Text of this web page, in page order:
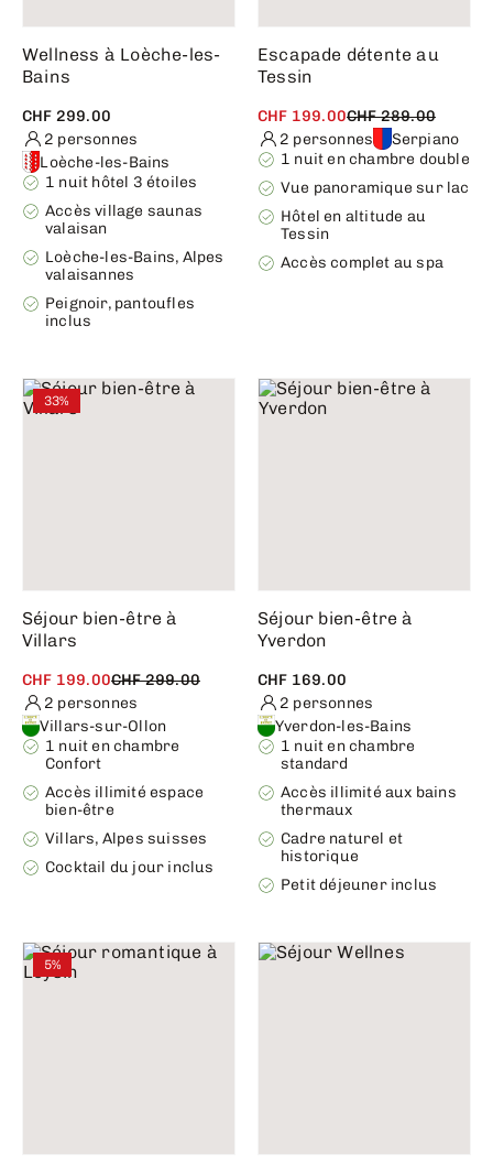
Wellness à Loèche-les-
Bains
CHF 299.00
2 personnes
Loèche-les-Bains
1 nuit hôtel 3 étoiles
Accès village saunas
valaisan
Loèche-les-Bains, Alpes
valaisannes
Peignoir, pantoufles
inclus
Escapade détente au
Tessin
CHF 199.00CHF 289.00
2 personnes
Serpiano
1 nuit en chambre double
Vue panoramique sur lac
Hôtel en altitude au
Tessin
Accès complet au spa
33%
Séjour bien-être à
Villars
CHF 199.00CHF 299.00
2 personnes
Villars-sur-Ollon
1 nuit en chambre
Confort
Accès illimité espace
bien-être
Villars, Alpes suisses
Cocktail du jour inclus
Séjour bien-être à
Yverdon
CHF 169.00
2 personnes
Yverdon-les-Bains
1 nuit en chambre
standard
Accès illimité aux bains
thermaux
Cadre naturel et
historique
Petit déjeuner inclus
5%